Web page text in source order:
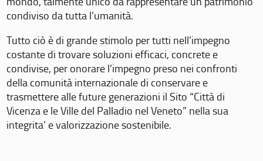
condiviso da tutta l’umanità.
Tutto ciò è di grande stimolo per tutti nell’impegno
costante di trovare soluzioni efficaci, concrete e
condivise, per onorare l’impegno preso nei confronti
della comunità internazionale di conservare e
trasmettere alle future generazioni il Sito “Città di
Vicenza e le Ville del Palladio nel Veneto” nella sua
integrita’ e valorizzazione sostenibile.